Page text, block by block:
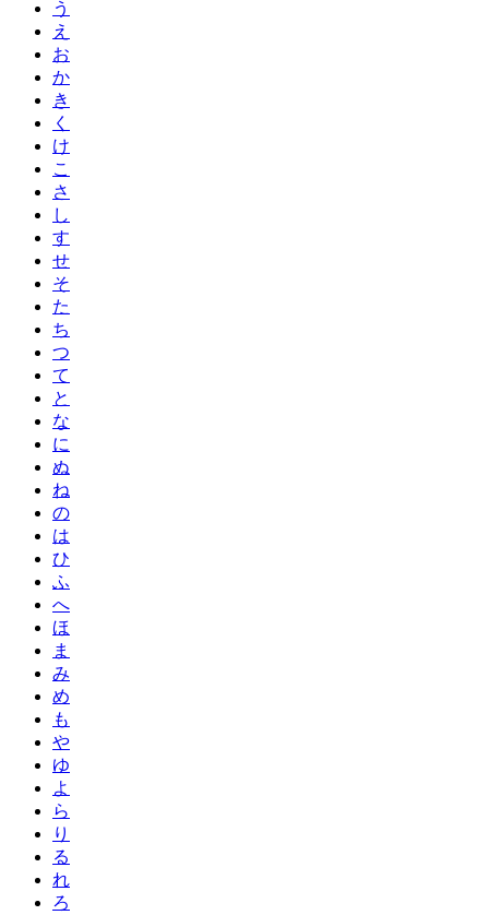
う
え
お
か
き
く
け
こ
さ
し
す
せ
そ
た
ち
つ
て
と
な
に
ぬ
ね
の
は
ひ
ふ
へ
ほ
ま
み
め
も
や
ゆ
よ
ら
り
る
れ
ろ